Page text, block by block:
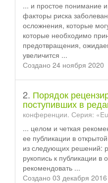
... и простое понимание
факторы риска
осложнения, которые
которые необходимо
предотвращения,
увеличится ...
Создано 24 ноября 2020
2. Порядок
поступивших в
конференции. Серия:
... целом и четкая
ее публикации в
из следующих решений:
рукопись к публикации в
рекомендовать ...
Создано 03 декабря 2016